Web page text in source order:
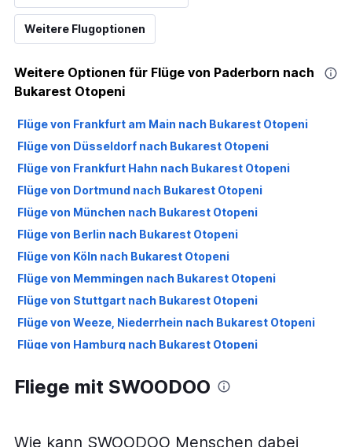
Weitere Flugoptionen
Weitere Optionen für Flüge von Paderborn nach
Bukarest Otopeni
Flüge von Frankfurt am Main nach Bukarest Otopeni
Flüge von Düsseldorf nach Bukarest Otopeni
Flüge von Frankfurt Hahn nach Bukarest Otopeni
Flüge von Dortmund nach Bukarest Otopeni
Flüge von München nach Bukarest Otopeni
Flüge von Berlin nach Bukarest Otopeni
Flüge von Köln nach Bukarest Otopeni
Flüge von Memmingen nach Bukarest Otopeni
Flüge von Stuttgart nach Bukarest Otopeni
Flüge von Weeze, Niederrhein nach Bukarest Otopeni
Flüge von Hamburg nach Bukarest Otopeni
Flüge von Hannover nach Bukarest Otopeni
Fliege mit SWOODOO
Wie kann SWOODOO Menschen dabei